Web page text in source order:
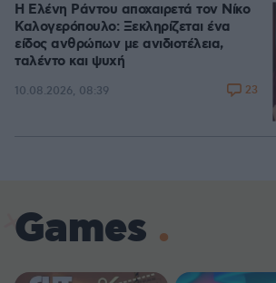
Η Ελένη Ράντου αποχαιρετά τον Νίκο
Καλογερόπουλο: Ξεκληρίζεται ένα
είδος ανθρώπων με ανιδιοτέλεια,
ταλέντο και ψυχή
10.08.2026, 08:39 23
Games